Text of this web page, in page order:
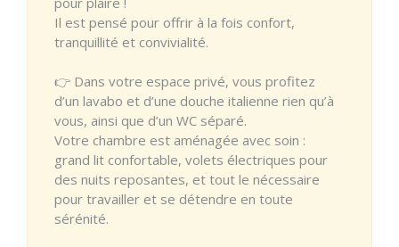
Il est pensé pour offrir à la fois confort,
tranquillité et convivialité.
👉 Dans votre espace privé, vous profitez
d’un lavabo et d’une douche italienne rien qu’à
vous, ainsi que d’un WC séparé.
Votre chambre est aménagée avec soin :
grand lit confortable, volets électriques pour
des nuits reposantes, et tout le nécessaire
pour travailler et se détendre en toute
sérénité.